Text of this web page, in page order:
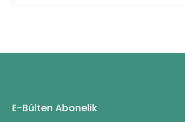
E-Bülten Abonelik